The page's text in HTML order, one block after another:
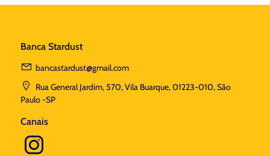
Banca Stardust
bancastardust@gmail.com
Rua General Jardim, 570, Vila Buarque, 01223-010, São
Paulo -SP
Canais